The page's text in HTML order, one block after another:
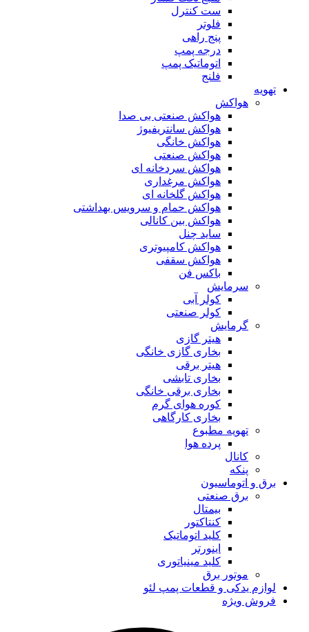
ست کنترل
فلوتر
پنج راهی
درجه پمپ
اتوماتیک پمپ
فلنج
تهویه
هواکش
هواکش صنعتی بی صدا
هواکش سانتریفیوژ
هواکش خانگی
هواکش صنعتی
هواکش سردخانه ای
هواکش مرغداری
هواکش گلخانه ای
هواکش حمام و سرویس بهداشتی
هواکش بین کانالی
ساید چنل
هواکش کامپیوتری
هواکش سقفی
باکس فن
سرمایش
کولر آبی
کولر صنعتی
گرمایش
هیتر گازی
بخاری گازی خانگی
هیتر برقی
بخاری تابشی
بخاری برقی خانگی
کوره هوای گرم
بخاری کارگاهی
تهویه مطبوع
پرده هوا
کانال
پنکه
برق و اتوماسیون
برق صنعتی
بیمتال
کنتاکتور
کلید اتوماتیک
اینورتر
کلید مینیاتوری
موتور برق
لوازم یدکی و قطعات پمپ لئو
فروش ویژه